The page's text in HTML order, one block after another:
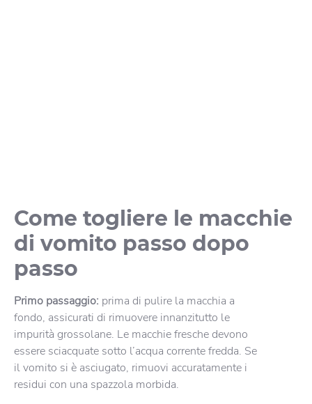
Come togliere le macchie
di vomito passo dopo
passo
Primo passaggio: prima di pulire la macchia a
fondo, assicurati di rimuovere innanzitutto le
impurità grossolane. Le macchie fresche devono
essere sciacquate sotto l’acqua corrente fredda. Se
il vomito si è asciugato, rimuovi accuratamente i
residui con una spazzola morbida.